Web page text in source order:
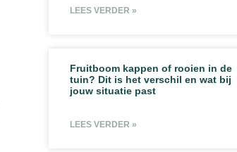
LEES VERDER »
Fruitboom kappen of rooien in de
tuin? Dit is het verschil en wat bij
jouw situatie past
LEES VERDER »